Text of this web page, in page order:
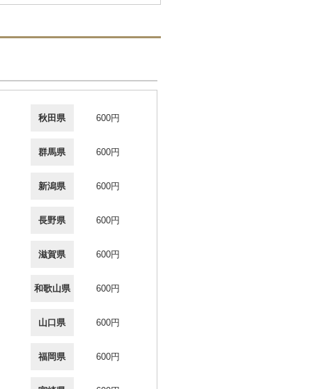
秋田県 600円
群馬県 600円
新潟県 600円
長野県 600円
滋賀県 600円
和歌山県 600円
山口県 600円
福岡県 600円